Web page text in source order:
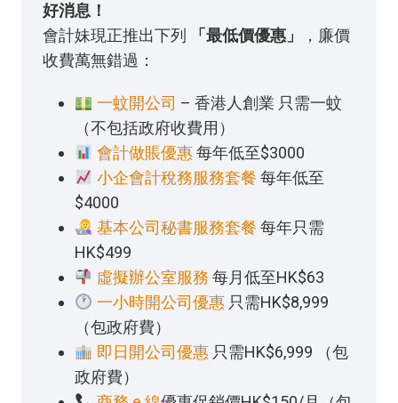
好消息！
會計妹現正推出下列
「最低價優惠」
，廉價
收費萬無錯過：
一蚊開公司 – 香港人創業 只需一蚊
（不包括政府收費用）
會計做賬優惠每年低至$3000
小企會計稅務服務套餐 每年低至
$4000
基本公司秘書服務套餐 每年只需
HK$499
虛擬辦公室服務 每月低至HK$63
一小時開公司優惠只需HK$8,999
（包政府費）
即日開公司優惠只需HK$6,999 （包
政府費）